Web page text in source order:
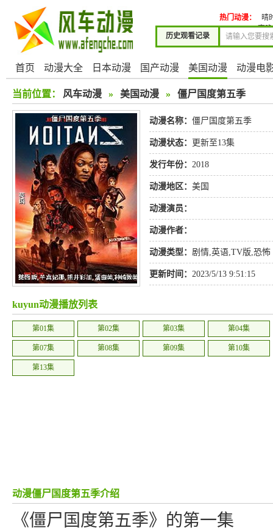
历史观看记录
热门动漫：
晴
夜
首页 动漫大全 日本动漫 国产动漫 美国动漫 动漫电
当前位置： 风车动漫 » 美国动漫 » 僵尸国度第五季
动漫名称： 僵尸国度第五季
动漫状态： 更新至13集
发行年份： 2018
动漫地区： 美国
动漫演员：
动漫作者：
动漫类型： 剧情,英语,TV版,恐怖
更新时间： 2023/5/13 9:51:15
kuyun动漫播放列表
第01集 第02集 第03集 第04集
第07集 第08集 第09集 第10集
第13集
动漫僵尸国度第五季介绍
《僵尸国度第五季》的第一集